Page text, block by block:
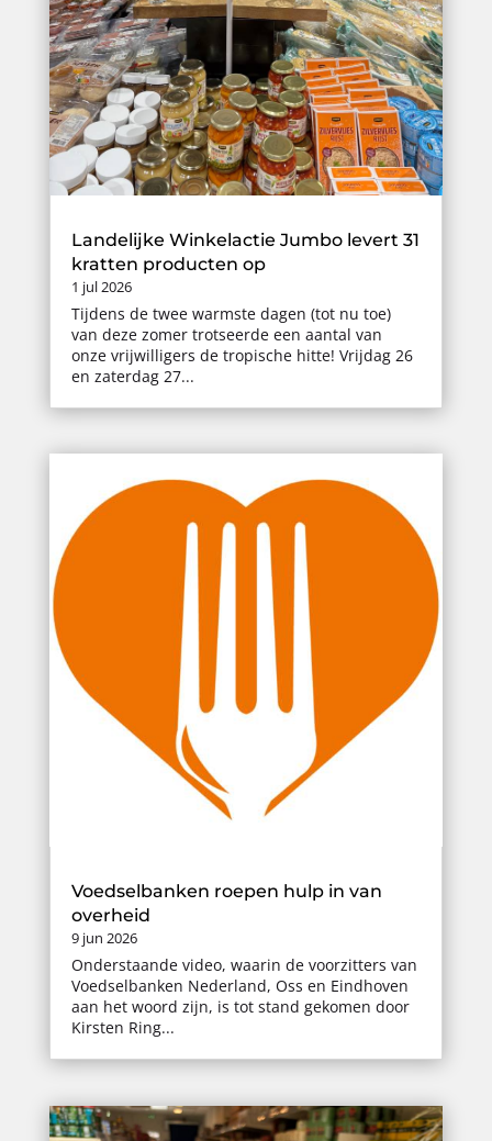
Landelijke Winkelactie Jumbo levert 31
kratten producten op
1 jul 2026
Tijdens de twee warmste dagen (tot nu toe)
van deze zomer trotseerde een aantal van
onze vrijwilligers de tropische hitte! Vrijdag 26
en zaterdag 27...
Voedselbanken roepen hulp in van
overheid
9 jun 2026
Onderstaande video, waarin de voorzitters van
Voedselbanken Nederland, Oss en Eindhoven
aan het woord zijn, is tot stand gekomen door
Kirsten Ring...